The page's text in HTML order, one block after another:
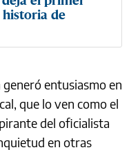
de
entusiasmo en
que lo ven como el
del oficialista
en otras